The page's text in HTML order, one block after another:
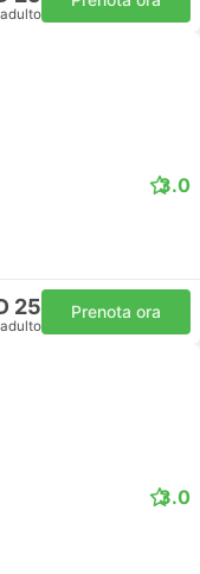
3.0
25 Prenota ora
3.0